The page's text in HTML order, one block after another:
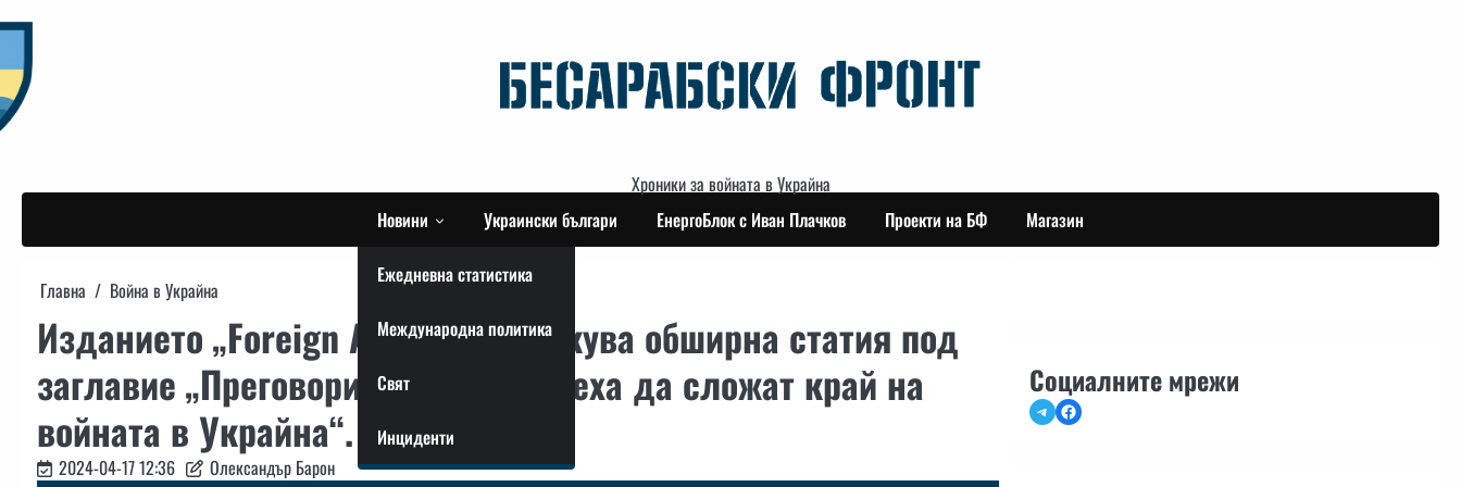
to
content
Хроники за войната в Украйна
Новини
Ежедневна статистика
Международна политика
Свят
Инциденти
Украински българи ЕнергоБлок с Иван Плачков Проекти на БФ Магазин
Главна Война в Украйна
Изданието „Foreign Affairs“ публикува обширна статия под
заглавие „Преговорите, които можеха да сложат край на
войната в Украйна“.
2024-04-17 12:36 Олександър Барон
Социалните мрежи
TelegramFacebook